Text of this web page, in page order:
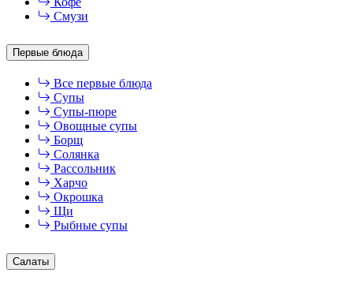
Смузи
Первые блюда
Все первые блюда
Супы
Супы-пюре
Овощные супы
Борщ
Солянка
Рассольник
Харчо
Окрошка
Щи
Рыбные супы
Салаты